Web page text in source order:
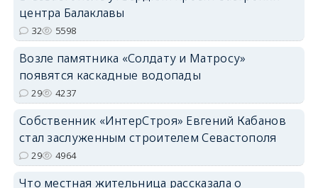
центра Балаклавы
32 5598
Возле памятника «Солдату и Матросу»
появятся каскадные водопады
29 4237
Собственник «ИнтерСтроя» Евгений Кабанов
стал заслуженным строителем Севастополя
29 4964
Что местная жительница рассказала о